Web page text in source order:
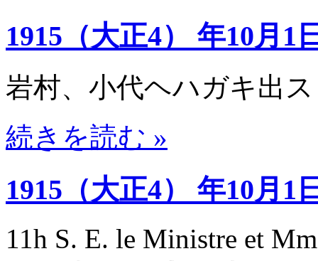
1915（大正4） 年10月1
岩村、小代ヘハガキ出ス
続きを読む »
1915（大正4） 年10月1
11h S. E. le Ministre et